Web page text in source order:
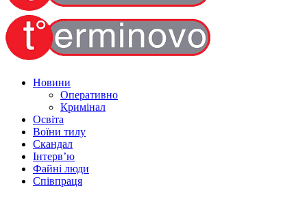
Новини
Оперативно
Кримінал
Освіта
Воїни тилу
Скандал
Інтерв’ю
Файні люди
Співпраця